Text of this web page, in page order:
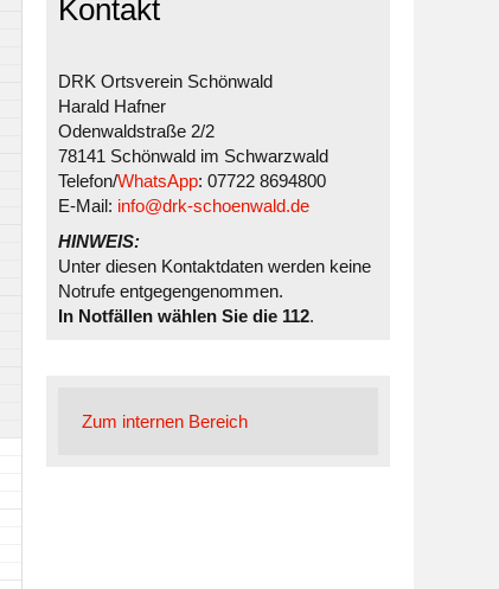
Kontakt
DRK Ortsverein Schönwald
Harald Hafner
Odenwaldstraße 2/2
78141 Schönwald im Schwarzwald
Telefon/WhatsApp: 07722 8694800
E-Mail: info@drk-schoenwald.de
HINWEIS:
Unter diesen Kontaktdaten werden keine
Notrufe entgegengenommen.
In Notfällen wählen Sie die 112.
Zum internen Bereich